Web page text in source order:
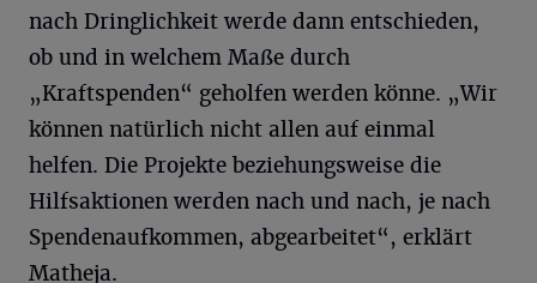
nach Dringlichkeit werde dann entschieden,
ob und in welchem Maße durch
„Kraftspenden“ geholfen werden könne. „Wir
können natürlich nicht allen auf einmal
helfen. Die Projekte beziehungsweise die
Hilfsaktionen werden nach und nach, je nach
Spendenaufkommen, abgearbeitet“, erklärt
Matheja.